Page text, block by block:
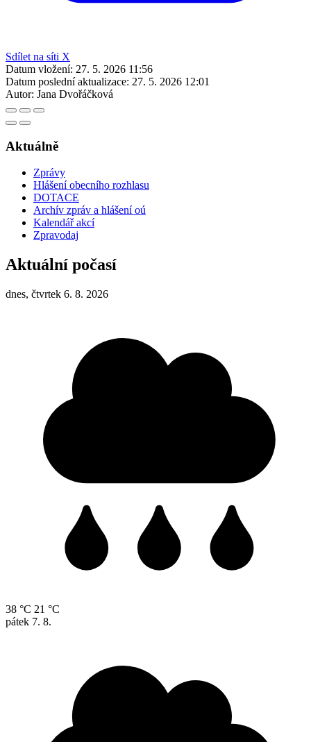
Sdílet na síti X
Datum vložení: 27. 5. 2026 11:56
Datum poslední aktualizace: 27. 5. 2026 12:01
Autor: Jana Dvořáčková
Aktuálně
Zprávy
Hlášení obecního rozhlasu
DOTACE
Archív zpráv a hlášení oú
Kalendář akcí
Zpravodaj
Aktuální počasí
dnes, čtvrtek 6. 8. 2026
38 °C 21 °C
pátek 7. 8.